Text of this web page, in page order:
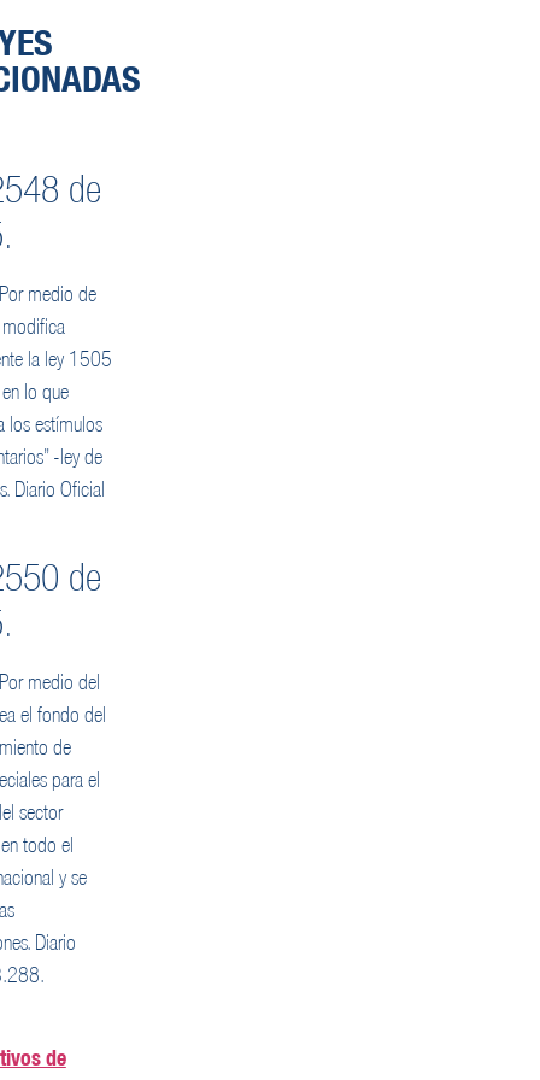
de
medio de
la ley 1505
lo que
los estímulos
-ley de
Diario Oficial
de
medio del
el fondo del
de
para el
sector
todo el
y se
Diario
de